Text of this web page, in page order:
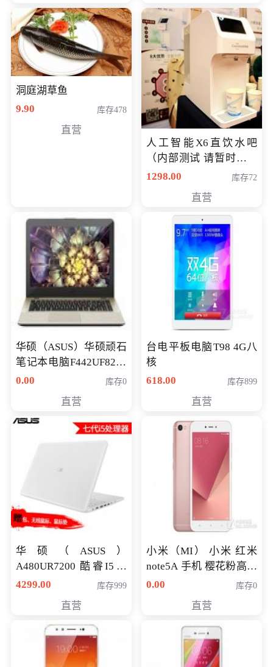
洞庭湖草鱼
9.90
库存478
直营
人工智能X6直饮水吧
（内部测试 请暂时不要
购买）
1298.00 库存72
直营
华硕（ASUS）华硕顽石
笔记本电脑F442UF8250
八代独显轻薄办公商务
0.00 库存0
直营
台电平板电脑T98 4G八
核
618.00
库存899
直营
华硕（ASUS）
A480UR7200 酷睿I5超
薄学生办公游戏独显笔
NV930-2G独
4299.00 库存999
直营
小米（MI） 小米 红米
note5A 手机 樱花粉高配
版 全网通(3G+32G)
0.00 库存0
直营